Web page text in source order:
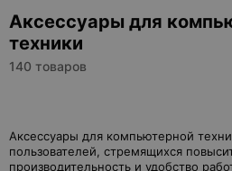
Аксессуары для
техники
140 товаров
Аксессуары для компьютерной
пользователей, стремящихся
производительность и удобство